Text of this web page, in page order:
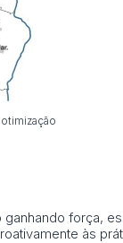
força,
às